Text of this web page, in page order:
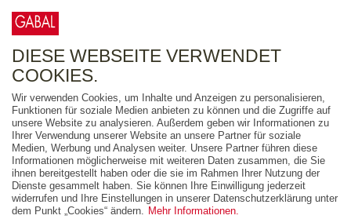
FREITEXT
AUSGABEART
AUS DER REIHE
ZUM THEMA
DIESE WEBSEITE VERWENDET
COOKIES.
Wir verwenden Cookies, um Inhalte und Anzeigen zu personalisieren,
Funktionen für soziale Medien anbieten zu können und die Zugriffe auf
unsere Website zu analysieren. Außerdem geben wir Informationen zu
Ihrer Verwendung unserer Website an unsere Partner für soziale
Medien, Werbung und Analysen weiter. Unsere Partner führen diese
Informationen möglicherweise mit weiteren Daten zusammen, die Sie
ihnen bereitgestellt haben oder die sie im Rahmen Ihrer Nutzung der
Dienste gesammelt haben. Sie können Ihre Einwilligung jederzeit
widerrufen und Ihre Einstellungen in unserer Datenschutzerklärung unter
dem Punkt „Cookies“ ändern. Mehr Informationen.